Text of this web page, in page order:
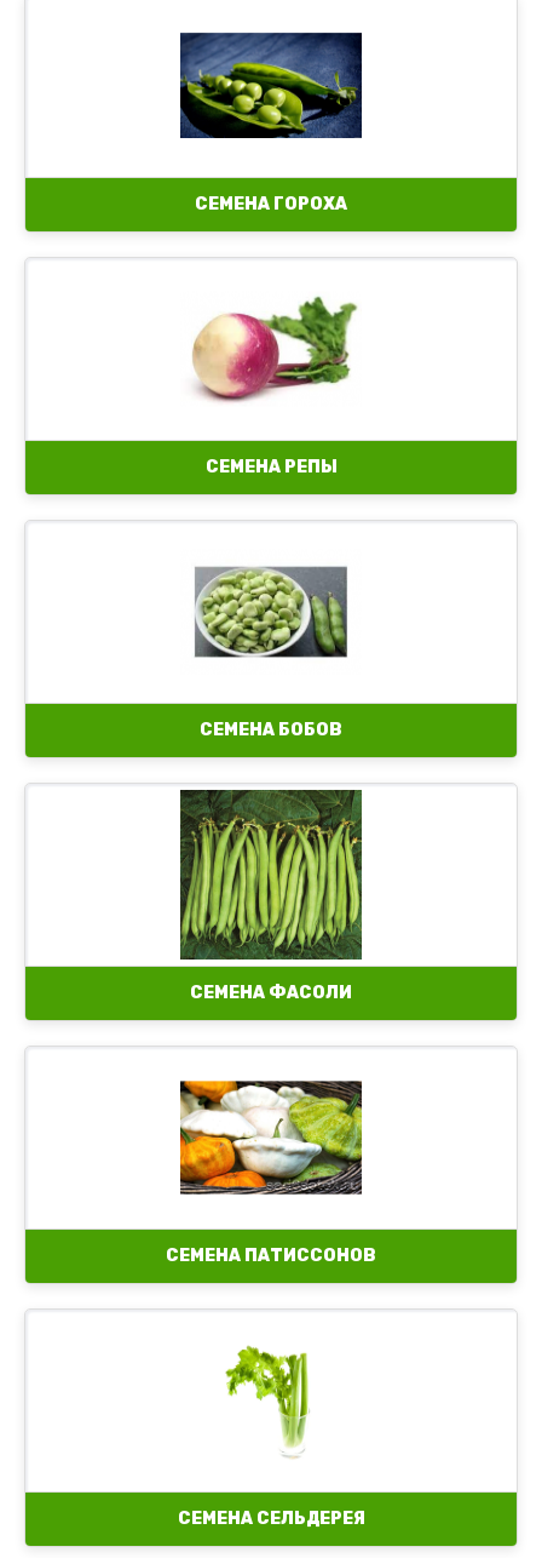
СЕМЕНА ГОРОХА
СЕМЕНА РЕПЫ
СЕМЕНА БОБОВ
СЕМЕНА ФАСОЛИ
Семена овощной фасоли
Семена спаржевой фасоли
Семена фасоли изгнаны
СЕМЕНА ПАТИССОНОВ
СЕМЕНА СЕЛЬДЕРЕЯ